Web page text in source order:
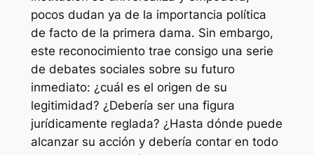
pocos dudan ya de la importancia política
de facto de la primera dama. Sin embargo,
este reconocimiento trae consigo una serie
de debates sociales sobre su futuro
inmediato: ¿cuál es el origen de su
legitimidad? ¿Debería ser una figura
jurídicamente reglada? ¿Hasta dónde puede
alcanzar su acción y debería contar en todo